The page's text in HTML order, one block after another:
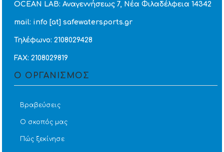
OCEAN LAB: Αναγεννήσεως 7, Νέα Φιλαδέλφεια 14342
mail: info [at] safewatersports.gr
Τηλέφωνο: 2108029428
FAX: 2108029819
Ο ΟΡΓΑΝΙΣΜΟΣ
Βραβεύσεις
Ο σκοπός μας
Πώς ξεκίνησε